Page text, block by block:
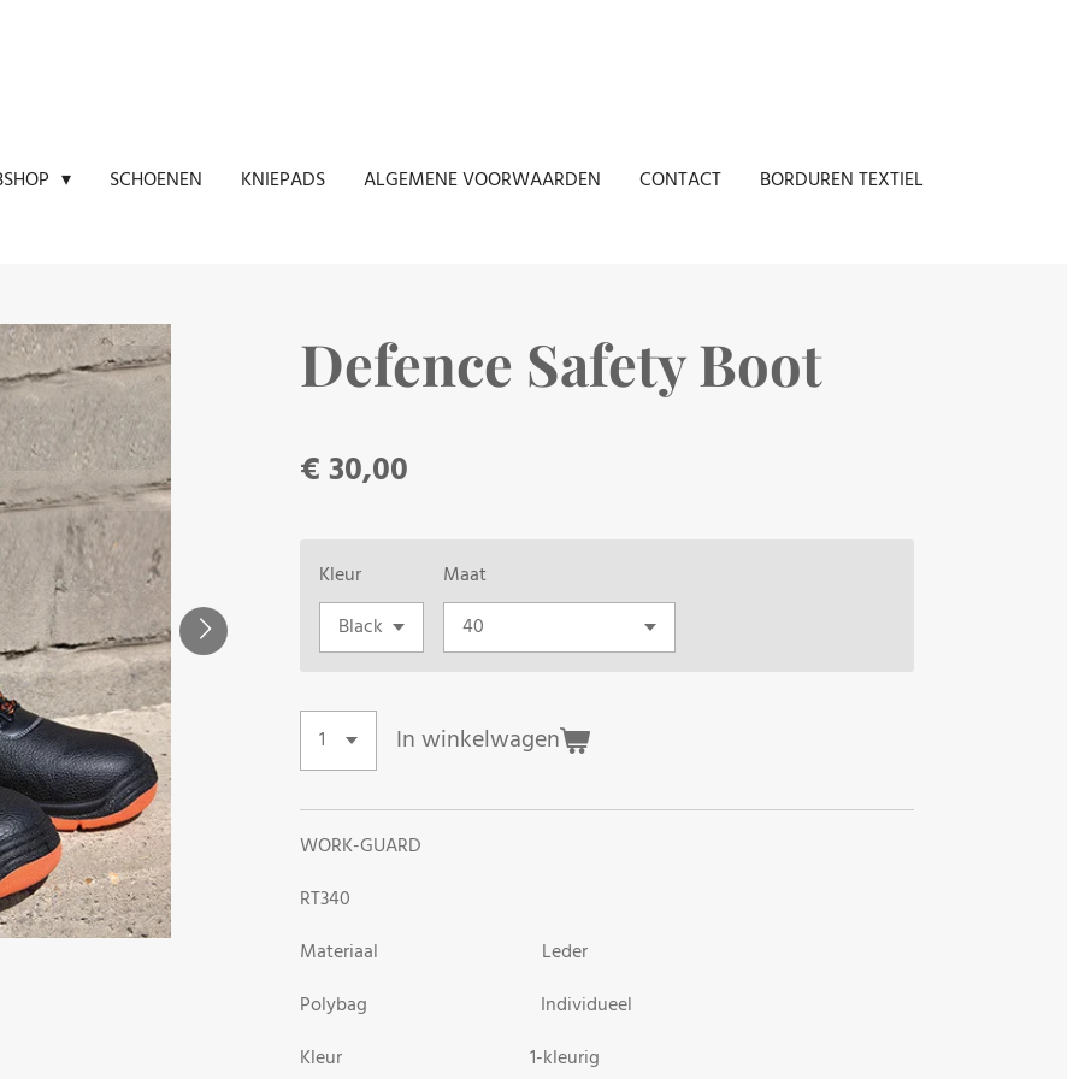
SCHOENEN KNIEPADS ALGEMENE VOORWAARDEN CONTACT BORDUREN TEXTIEL
Defence Safety Boot
€ 30,00
Kleur Maat
In winkelwagen
WORK-GUARD
RT340
Materiaal Leder
Polybag Individueel
Kleur 1-kleurig